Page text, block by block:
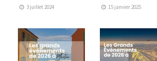
3 juillet 2024 15 janvier 2025